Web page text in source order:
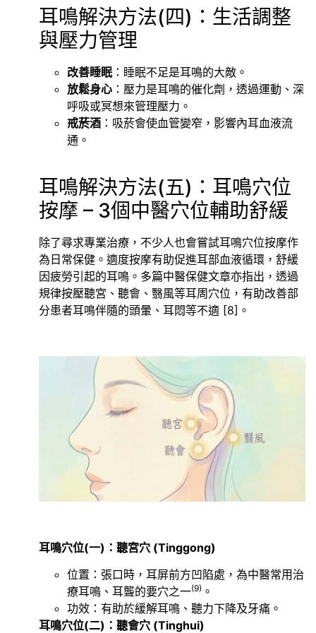
耳鳴解決方法(四)：生活調整
與壓力管理
改善睡眠：睡眠不足是耳鳴的大敵。
放鬆身心 ：壓力是耳鳴的催化劑，透過運動、深
呼吸或冥想來管理壓力。
戒菸酒 ：吸菸會使血管變窄，影響內耳血液流
通。
耳鳴解決方法(五)：耳鳴穴位
按摩 – 3個中醫穴位輔助舒緩
除了尋求專業治療，不少人也會嘗試耳鳴穴位按摩作
為日常保健。適度按摩有助促進耳部血液循環，舒緩
因疲勞引起的耳鳴。多篇中醫保健文章亦指出，透過
規律按壓聽宮、聽會、翳風等耳周穴位，有助改善部
分患者耳鳴伴隨的頭暈、耳悶等不適 [8]。
耳鳴穴位(一)：聽宮穴 (Tinggong)
位置：張口時，耳屏前方凹陷處，為中醫常用治
療耳鳴、耳聾的要穴之一(9) 。
功效：有助於緩解耳鳴、聽力下降及牙痛。
耳鳴穴位(二)：聽會穴 (Tinghui)